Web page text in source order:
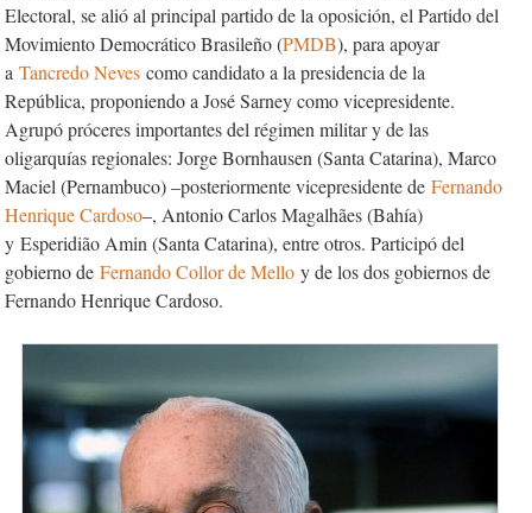
Electoral, se alió al principal partido de la oposición, el Partido del
Movimiento Democrático Brasileño (PMDB), para apoyar
a Tancredo Neves como candidato a la presidencia de la
República, proponiendo a José Sarney como vicepresidente.
Agrupó próceres importantes del régimen militar y de las
oligarquías regionales: Jorge Bornhausen (Santa Catarina), Marco
Maciel (Pernambuco) –posteriormente vicepresidente de Fernando
Henrique Cardoso–, Antonio Carlos Magalhães (Bahía)
y Esperidião Amin (Santa Catarina), entre otros. Participó del
gobierno de Fernando Collor de Mello y de los dos gobiernos de
Fernando Henrique Cardoso.